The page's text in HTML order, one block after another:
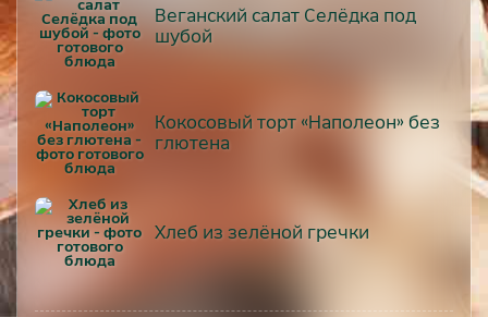
Веганский салат Селёдка под
шубой
Кокосовый торт «Наполеон» без
глютена
Хлеб из зелёной гречки